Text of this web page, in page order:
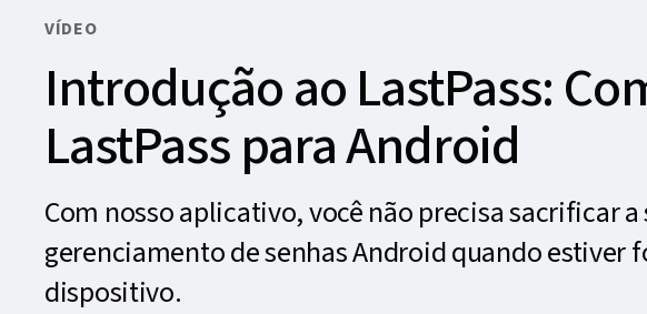
VÍDEO
Introdução ao LastPass:
LastPass para Android
Com nosso aplicativo, você não precisa sacrificar a
gerenciamento de senhas Android quando estiver
dispositivo.